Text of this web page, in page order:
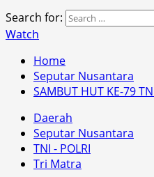
Search for:
Watch
Home
Seputar Nusantara
SAMBUT HUT KE-79
Daerah
Seputar Nusantara
TNI - POLRI
Tri Matra